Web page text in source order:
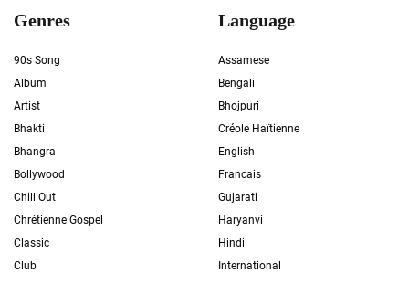
Genres
90s Song
Album
Artist
Bhakti
Bhangra
Bollywood
Chill Out
Chrétienne Gospel
Classic
Club
Language
Assamese
Bengali
Bhojpuri
Créole Haïtienne
English
Francais
Gujarati
Haryanvi
Hindi
International